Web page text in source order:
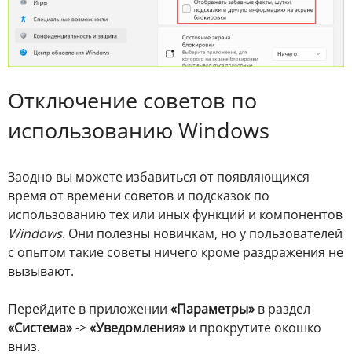
Отключение советов по
использованию Windows
Заодно вы можете избавиться от появляющихся
время от времени советов и подсказок по
использованию тех или иных функций и компонентов
Windows. Они полезны новичкам, но у пользователей
с опытом такие советы ничего кроме раздражения не
вызывают.
Перейдите в приложении «Параметры» в раздел
«Система»->«Уведомления» и прокрутите окошко
вниз.